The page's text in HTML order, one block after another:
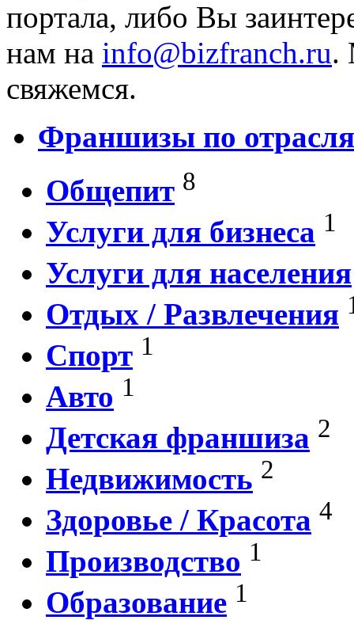
портала, либо Вы
нам на info@bizfranch.ru.
свяжемся.
Франшизы по
Общепит 8
Услуги для бизнеса 1
Услуги для населения
Отдых / Развлечения
Спорт 1
Авто 1
Детская франшиза 2
Недвижимость 2
Здоровье / Красота 4
Производство 1
Образование 1